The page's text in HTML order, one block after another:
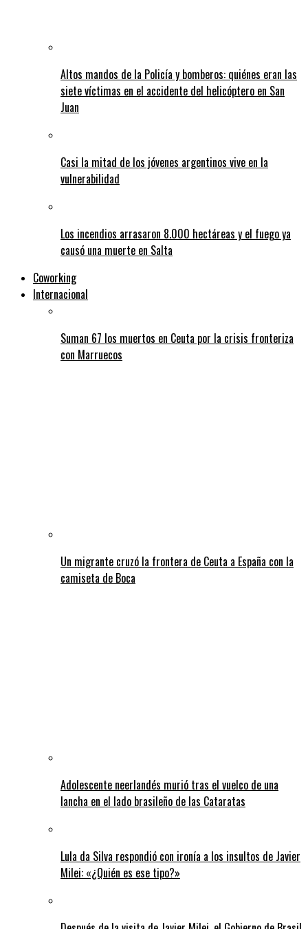
Altos mandos de la Policía y bomberos: quiénes eran las
siete víctimas en el accidente del helicóptero en San
Juan
Casi la mitad de los jóvenes argentinos vive en la
vulnerabilidad
Los incendios arrasaron 8.000 hectáreas y el fuego ya
causó una muerte en Salta
Coworking
Internacional
Suman 67 los muertos en Ceuta por la crisis fronteriza
con Marruecos
Un migrante cruzó la frontera de Ceuta a España con la
camiseta de Boca
Adolescente neerlandés murió tras el vuelco de una
lancha en el lado brasileño de las Cataratas
Lula da Silva respondió con ironía a los insultos de Javier
Milei: «¿Quién es ese tipo?»